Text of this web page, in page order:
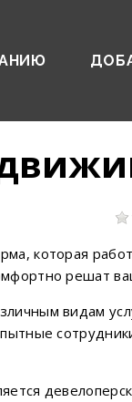
которая
решат
видам